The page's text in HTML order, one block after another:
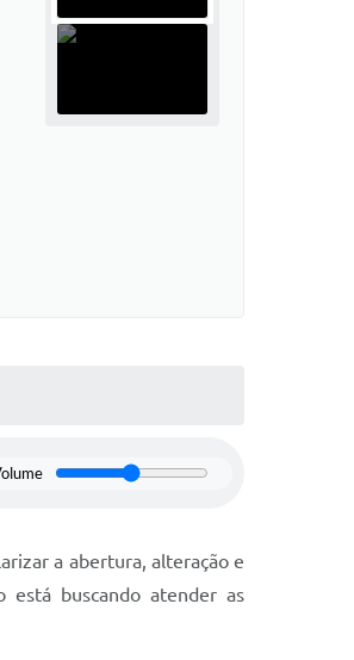
a abertura, alteração e
está buscando atender as